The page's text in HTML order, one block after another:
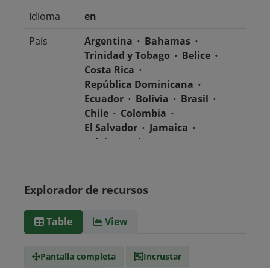
Idioma
en
País
Argentina
Bahamas
Trinidad y Tobago
Belice
Costa Rica
República Dominicana
Ecuador
Bolivia
Brasil
Chile
Colombia
El Salvador
Jamaica
México
Nicaragua
Uruguay
Venezuela
Surinam
Medio
Explorador de recursos
Table View
Pantalla completa
Incrustar